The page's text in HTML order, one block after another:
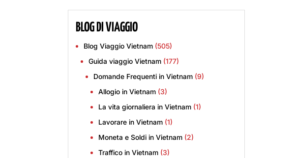
BLOG DI VIAGGIO
Blog Viaggio Vietnam (505)
Guida viaggio Vietnam (177)
Domande Frequenti in Vietnam (9)
Allogio in Vietnam (3)
La vita giornaliera in Vietnam (1)
Lavorare in Vietnam (1)
Moneta e Soldi in Vietnam (2)
Traffico in Vietnam (3)